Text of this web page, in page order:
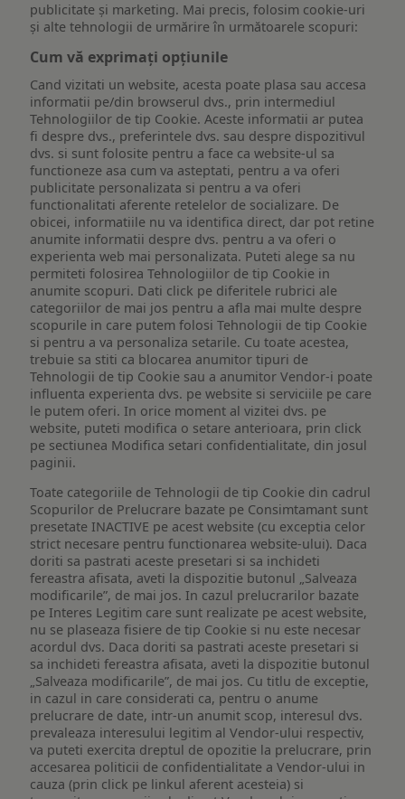
publicitate și marketing. Mai precis, folosim cookie-uri
și alte tehnologii de urmărire în următoarele scopuri:
Cum vă exprimați opțiunile
Cand vizitati un website, acesta poate plasa sau accesa
informatii pe/din browserul dvs., prin intermediul
Tehnologiilor de tip Cookie. Aceste informatii ar putea
fi despre dvs., preferintele dvs. sau despre dispozitivul
dvs. si sunt folosite pentru a face ca website-ul sa
functioneze asa cum va asteptati, pentru a va oferi
publicitate personalizata si pentru a va oferi
functionalitati aferente retelelor de socializare. De
obicei, informatiile nu va identifica direct, dar pot retine
anumite informatii despre dvs. pentru a va oferi o
experienta web mai personalizata. Puteti alege sa nu
permiteti folosirea Tehnologiilor de tip Cookie in
anumite scopuri. Dati click pe diferitele rubrici ale
categoriilor de mai jos pentru a afla mai multe despre
scopurile in care putem folosi Tehnologii de tip Cookie
si pentru a va personaliza setarile. Cu toate acestea,
trebuie sa stiti ca blocarea anumitor tipuri de
Tehnologii de tip Cookie sau a anumitor Vendor-i poate
influenta experienta dvs. pe website si serviciile pe care
le putem oferi. In orice moment al vizitei dvs. pe
website, puteti modifica o setare anterioara, prin click
pe sectiunea Modifica setari confidentialitate, din josul
paginii.
Toate categoriile de Tehnologii de tip Cookie din cadrul
Scopurilor de Prelucrare bazate pe Consimtamant sunt
presetate INACTIVE pe acest website (cu exceptia celor
strict necesare pentru functionarea website-ului). Daca
doriti sa pastrati aceste presetari si sa inchideti
fereastra afisata, aveti la dispozitie butonul „Salveaza
modificarile”, de mai jos. In cazul prelucrarilor bazate
pe Interes Legitim care sunt realizate pe acest website,
nu se plaseaza fisiere de tip Cookie si nu este necesar
acordul dvs. Daca doriti sa pastrati aceste presetari si
sa inchideti fereastra afisata, aveti la dispozitie butonul
„Salveaza modificarile”, de mai jos. Cu titlu de exceptie,
in cazul in care considerati ca, pentru o anume
prelucrare de date, intr-un anumit scop, interesul dvs.
prevaleaza interesului legitim al Vendor-ului respectiv,
va puteti exercita dreptul de opozitie la prelucrare, prin
accesarea politicii de confidentialitate a Vendor-ului in
cauza (prin click pe linkul aferent acesteia) si